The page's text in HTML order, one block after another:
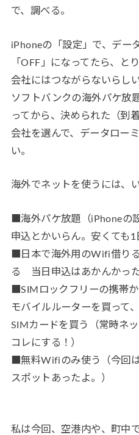
で、調べる。
iPhoneの「設定」で、デー
「OFF」になってたら、と
会社にはつながらないらし
ソフトバンクの海外パケ放
ってから、決められた（到
会社を選んで、データロー
い。
海外でネットを使うには、
■海外パケ放題（iPhoneの
申込とかいらん。安くても1
■日本で海外用のWifi借り
る 当日申込はあかんかっ
■SIMロックフリーの携帯
モバイルルーターを買って
SIMカードを買う（常時ネ
コレにする！）
■無料Wifiのみ使う（今回
スポットあったよ。）
私は今回、空港内や、町中